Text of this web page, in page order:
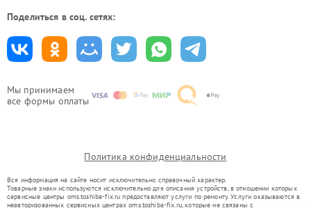
Мы принимаем
все формы оплаты
Поделиться в соц. сетях:
Политика конфиденциальности
Вся информация на сайте носит исключительно справочный характер.
Товарные знаки используются исключительно для описания устройств, в отношении которых
сервисные центры oms.toshiba-fix.ru предоставляют услуги по ремонту. Услуги оказываются в
неавторизованных сервисных центрах oms.toshiba-fix.ru, которые не связаны с